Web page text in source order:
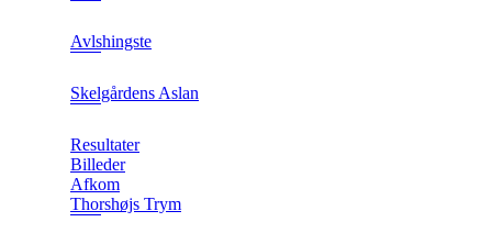
Avlshingste
Skelgårdens Aslan
Resultater
Billeder
Afkom
Thorshøjs Trym